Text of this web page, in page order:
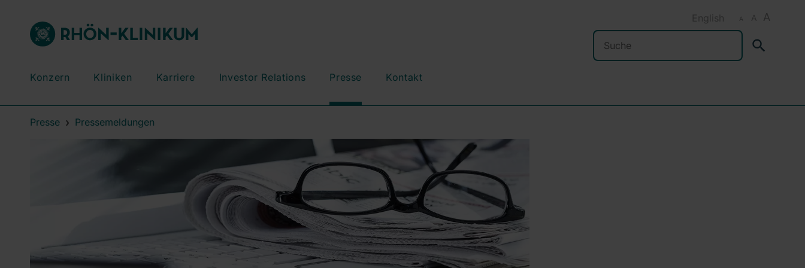
A A A
English
Suchen
Konzern Kliniken Karriere Investor Relations Presse Kontakt
Presse Pressemeldungen